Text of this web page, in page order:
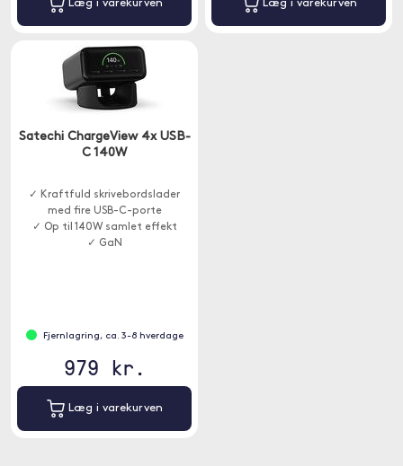
Læg i varekurven Læg i varekurven
Satechi ChargeView 4x USB-
C 140W
✓ Kraftfuld skrivebordslader
med fire USB-C-porte
✓ Op til 140W samlet effekt
✓ GaN
Fjernlagring, ca. 3-8 hverdage
979 kr.
Læg i varekurven